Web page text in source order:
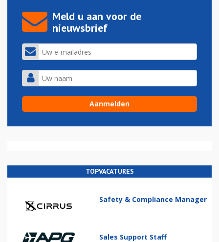
Meld u aan voor de
nieuwsbrief
TOPVACATURES
Safety & Compliance Manager
Sales Support Staff